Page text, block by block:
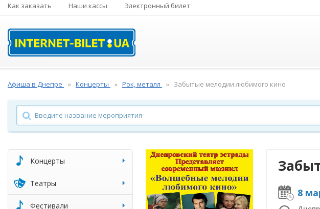
Как заказать Наши кассы Электронный билет
Афиша в Днепре Концерты Рок, металл Забытые мелодии любимого кино
Концерты
Театры
Фестивали
8